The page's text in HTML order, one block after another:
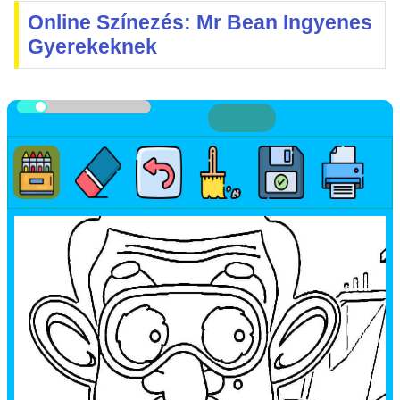
Online Színezés: Mr Bean Ingyenes
Gyerekeknek